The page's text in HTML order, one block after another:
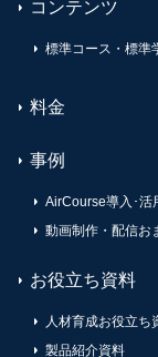
コンテンツ
標準コース・標準
料金
事例
AirCourse導入･活
動画制作・配信お
お役立ち資料
人材育成お役立ち
製品紹介資料